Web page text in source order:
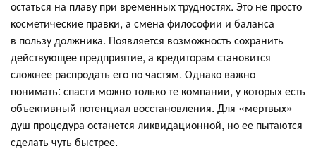
остаться на плаву при временных трудностях. Это не просто
косметические правки, а смена философии и баланса
в пользу должника. Появляется возможность сохранить
действующее предприятие, а кредиторам становится
сложнее распродать его по частям. Однако важно
понимать: спасти можно только те компании, у которых есть
объективный потенциал восстановления. Для «мертвых»
душ процедура останется ликвидационной, но ее пытаются
сделать чуть быстрее.